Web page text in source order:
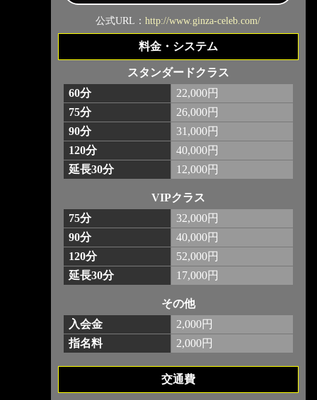
公式URL： http://www.ginza-celeb.com/
料金・システム
スタンダードクラス
60分
22,000円
75分
26,000円
90分
31,000円
120分
40,000円
延長30分
12,000円
VIPクラス
75分
32,000円
90分
40,000円
120分
52,000円
延長30分
17,000円
その他
入会金
2,000円
指名料
2,000円
交通費